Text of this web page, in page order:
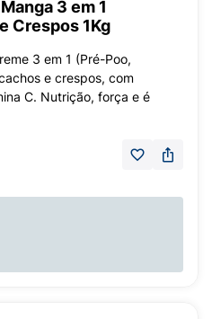
3 em 1
Crespos 1Kg
3 em 1 (Pré-Poo,
e crespos, com
C. Nutrição, força e é